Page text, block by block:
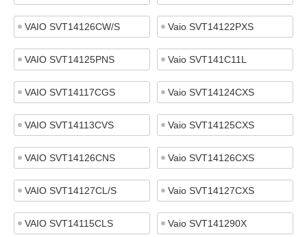
VAIO SVT14126CW/S Vaio SVT14122PXS
VAIO SVT14125PNS Vaio SVT141C11L
VAIO SVT14117CGS Vaio SVT14124CXS
VAIO SVT14113CVS Vaio SVT14125CXS
VAIO SVT14126CNS Vaio SVT14126CXS
VAIO SVT14127CL/S Vaio SVT14127CXS
VAIO SVT14115CLS Vaio SVT141290X